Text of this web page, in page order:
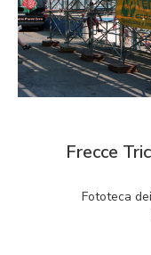
Frecce
Fototeca